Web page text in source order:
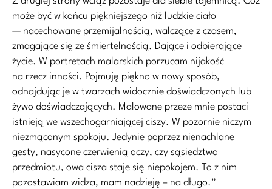
może być w końcu piękniejszego niż ludzkie ciało
— nacechowane przemijalnością, walczące z czasem,
zmagające się ze śmiertelnością. Dające i odbierające
życie. W portretach malarskich porzucam nijakość
na rzecz inności. Pojmuję piękno w nowy sposób,
odnajdując je w twarzach widocznie doświadczonych lub
żywo doświadczających. Malowane przeze mnie postaci
istnieją we wszechogarniającej ciszy. W pozornie niczym
niezmąconym spokoju. Jedynie poprzez nienachlane
gesty, nasycone czerwienią oczy, czy sąsiedztwo
przedmiotu, owa cisza staje się niepokojem. To z nim
pozostawiam widza, mam nadzieję – na długo.”